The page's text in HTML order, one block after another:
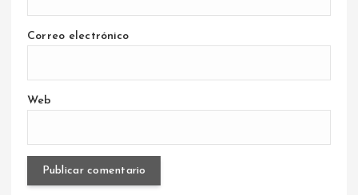
Correo electrónico
Web